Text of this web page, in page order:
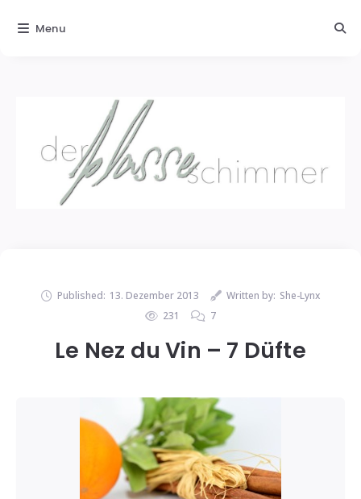
Published: 13. Dezember 2013 Written by: She-Lynx
231
7
Le Nez du Vin – 7 Düfte
Menu